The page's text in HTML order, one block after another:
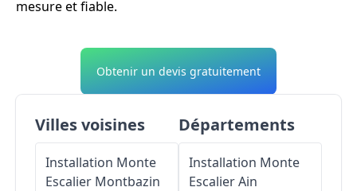
mesure et fiable.
Obtenir un devis gratuitement
Villes voisines
Installation Monte
Escalier Montbazin
Départements
Installation Monte
EscalierAin